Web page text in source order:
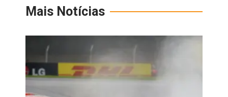
Mais Notícias